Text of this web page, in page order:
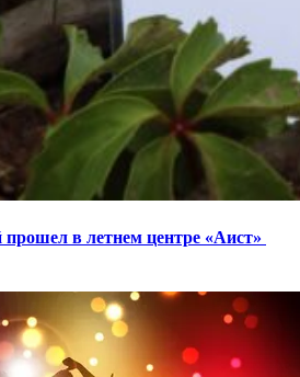
в летнем центре «Аист»